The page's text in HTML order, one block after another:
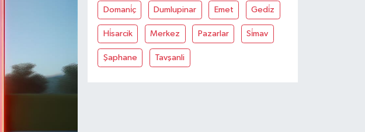
Domani̇ç Dumlupinar Emet Gedi̇z
Hi̇sarcik Merkez Pazarlar Si̇mav
Şaphane Tavşanli